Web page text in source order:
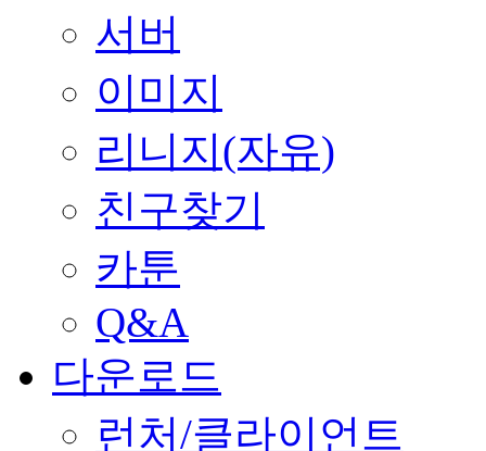
서버
이미지
리니지(자유)
친구찾기
카툰
Q&A
다운로드
런처/클라이언트